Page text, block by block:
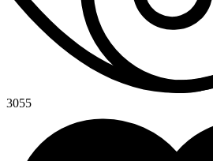
3055